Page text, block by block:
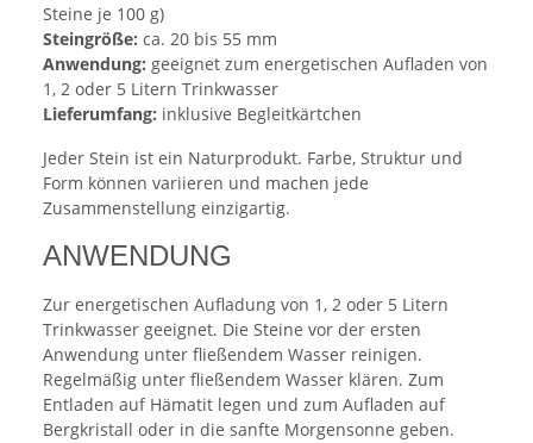
Steine je 100 g)
Steingröße: ca. 20 bis 55 mm
Anwendung: geeignet zum energetischen Aufladen von
1, 2 oder 5 Litern Trinkwasser
Lieferumfang: inklusive Begleitkärtchen
Jeder Stein ist ein Naturprodukt. Farbe, Struktur und
Form können variieren und machen jede
Zusammenstellung einzigartig.
ANWENDUNG
Zur energetischen Aufladung von 1, 2 oder 5 Litern
Trinkwasser geeignet. Die Steine vor der ersten
Anwendung unter fließendem Wasser reinigen.
Regelmäßig unter fließendem Wasser klären. Zum
Entladen auf Hämatit legen und zum Aufladen auf
Bergkristall oder in die sanfte Morgensonne geben.